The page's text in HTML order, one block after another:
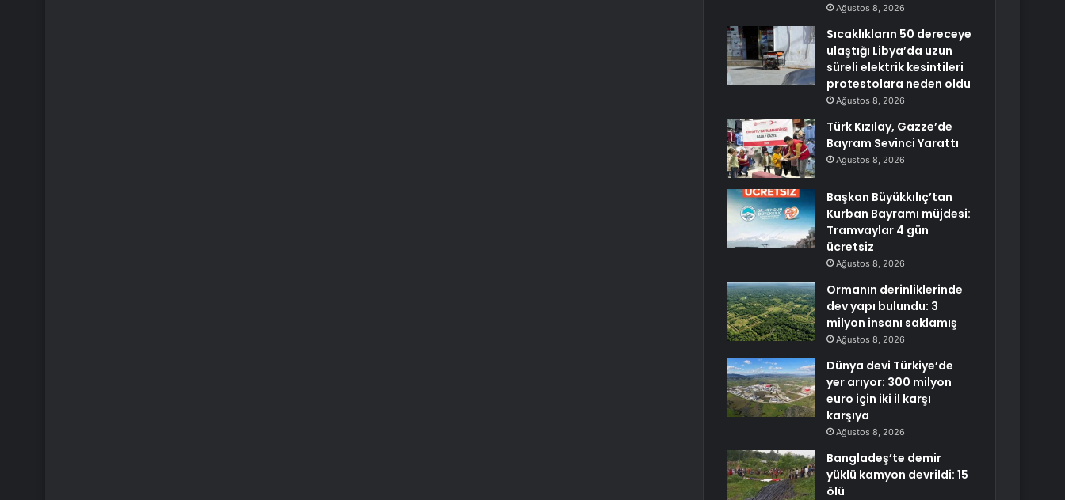
Ağustos 8, 2026
Sıcaklıkların 50 dereceye
ulaştığı Libya’da uzun
süreli elektrik kesintileri
protestolara neden oldu
Ağustos 8, 2026
Türk Kızılay, Gazze’de
Bayram Sevinci Yarattı
Ağustos 8, 2026
Başkan Büyükkılıç’tan
Kurban Bayramı müjdesi:
Tramvaylar 4 gün
ücretsiz
Ağustos 8, 2026
Ormanın derinliklerinde
dev yapı bulundu: 3
milyon insanı saklamış
Ağustos 8, 2026
Dünya devi Türkiye’de
yer arıyor: 300 milyon
euro için iki il karşı
karşıya
Ağustos 8, 2026
Bangladeş’te demir
yüklü kamyon devrildi: 15
ölü